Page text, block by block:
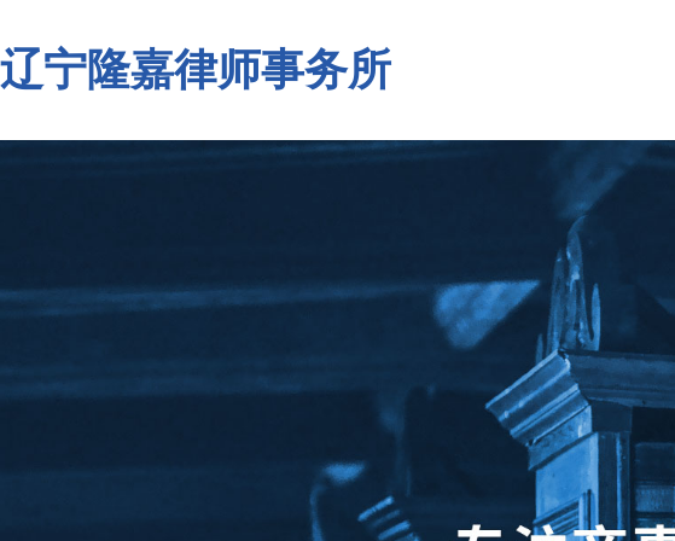
辽宁隆嘉律师事务所